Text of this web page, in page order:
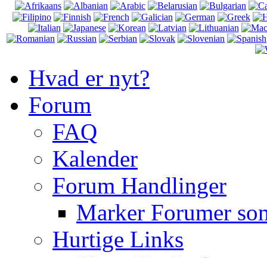
Hvad er nyt?
Forum
FAQ
Kalender
Forum Handlinger
Marker Forumer
Hurtige Links